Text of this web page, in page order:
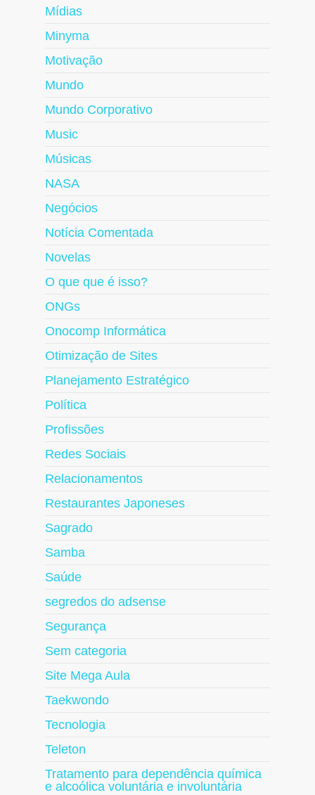
Mídias
Minyma
Motivação
Mundo
Mundo Corporativo
Music
Músicas
NASA
Negócios
Notícia Comentada
Novelas
O que que é isso?
ONGs
Onocomp Informática
Otimização de Sites
Planejamento Estratégico
Política
Profissões
Redes Sociais
Relacionamentos
Restaurantes Japoneses
Sagrado
Samba
Saúde
segredos do adsense
Segurança
Sem categoria
Site Mega Aula
Taekwondo
Tecnologia
Teleton
Tratamento para dependência química
e alcoólica voluntária e involuntária